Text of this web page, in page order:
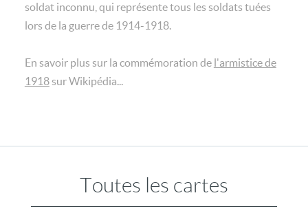
soldat inconnu, qui représente tous les soldats tuées
lors de la guerre de 1914-1918.
En savoir plus sur la commémoration de l'armistice de
1918sur Wikipédia...
Toutes les cartes